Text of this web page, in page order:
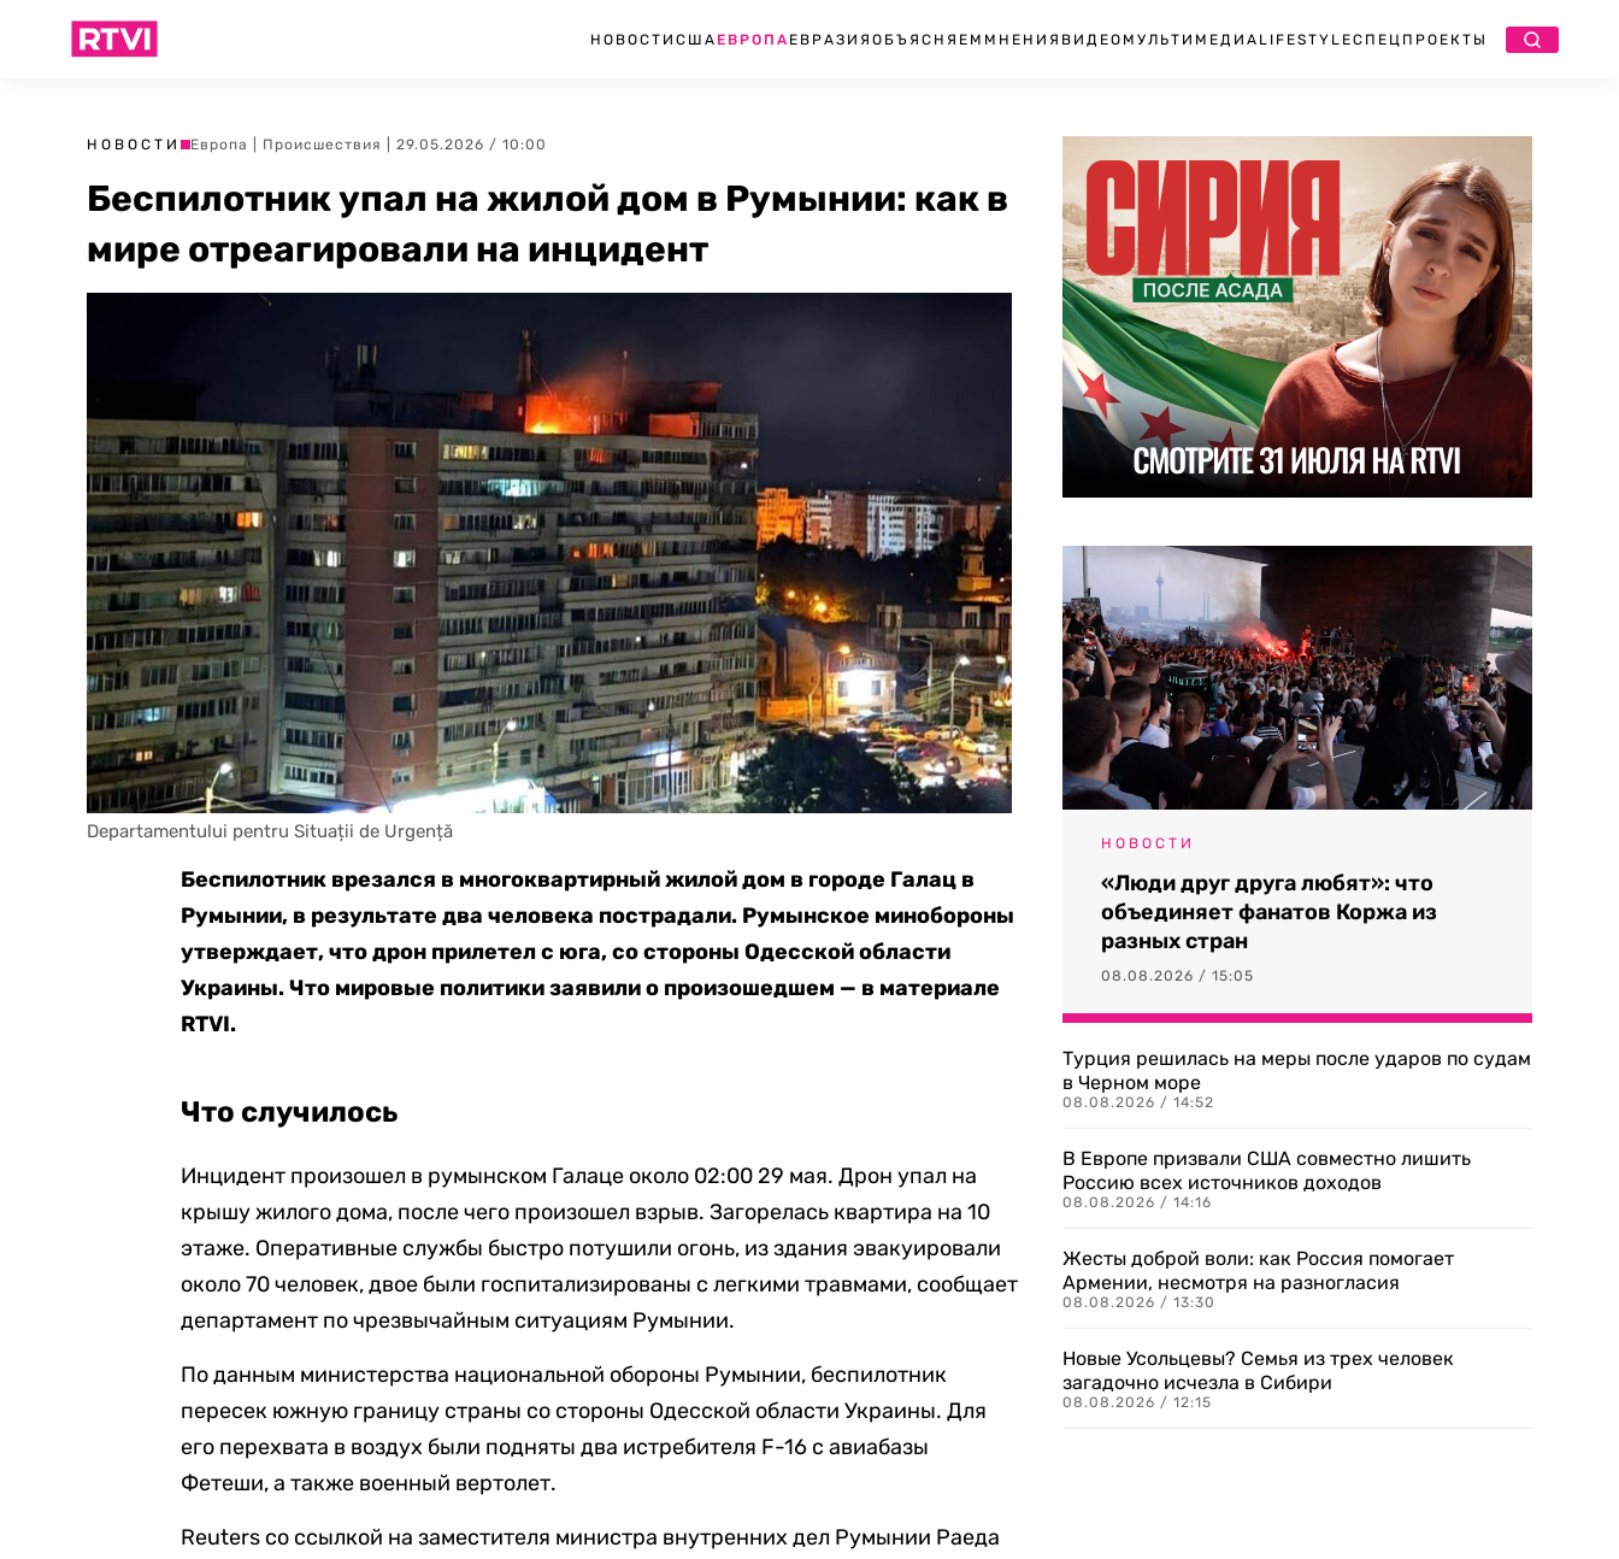
НОВОСТИ США ЕВРОПА ЕВРАЗИЯ ОБЪЯСНЯЕМ МНЕНИЯ ВИДЕО МУЛЬТИМЕДИА LIFESTYLEСПЕЦПРОЕКТЫ
НОВОСТИ Европа Происшествия | 29.05.2026 / 10:00
Беспилотник упал на жилой дом в Румынии: как в
мире отреагировали на инцидент
Departamentului pentru Situații de Urgență
Беспилотник врезался в многоквартирный жилой дом в городе Галац в
Румынии, в результате два человека пострадали. Румынское минобороны
утверждает, что дрон прилетел с юга, со стороны Одесской области
Украины. Что мировые политики заявили о произошедшем — в материале
RTVI.
Что случилось
Инцидент произошел в румынском Галаце около 02:00 29 мая. Дрон упал на
крышу жилого дома, после чего произошел взрыв. Загорелась квартира на 10
этаже. Оперативные службы быстро потушили огонь, из здания эвакуировали
около 70 человек, двое были госпитализированы с легкими травмами, сообщает
департамент по чрезвычайным ситуациям Румынии.
По данным министерства национальной обороны Румынии, беспилотник
пересек южную границу страны со стороны Одесской области Украины. Для
его перехвата в воздух были подняты два истребителя F-16 с авиабазы
Фетеши, а также военный вертолет.
Reuters со ссылкой на заместителя министра внутренних дел Румынии Раеда
НОВОСТИ
«Люди друг друга любят»: что
объединяет фанатов Коржа из
разных стран
08.08.2026 / 15:05
Турция решилась на меры после ударов по судам
в Черном море
08.08.2026 / 14:52
В Европе призвали США совместно лишить
Россию всех источников доходов
08.08.2026 / 14:16
Жесты доброй воли: как Россия помогает
Армении, несмотря на разногласия
08.08.2026 / 13:30
Новые Усольцевы? Семья из трех человек
загадочно исчезла в Сибири
08.08.2026 / 12:15